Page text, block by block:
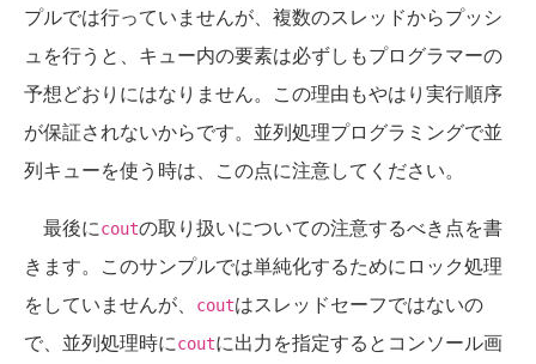
プルでは行っていませんが、複数のスレッドからプッシ
ュを行うと、キュー内の要素は必ずしもプログラマーの
予想どおりにはなりません。この理由もやはり実行順序
が保証されないからです。並列処理プログラミングで並
列キューを使う時は、この点に注意してください。
最後にcoutの取り扱いについての注意するべき点を書
きます。このサンプルでは単純化するためにロック処理
をしていませんが、
coutはスレッドセーフではないの
で、並列処理時にcoutに出力を指定するとコンソール画